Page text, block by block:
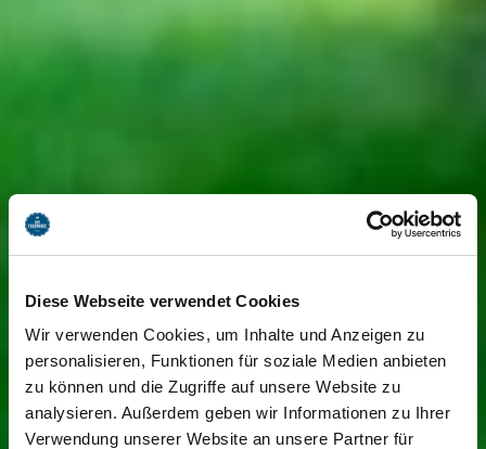
Diese Webseite verwendet Cookies
Wir verwenden Cookies, um Inhalte und Anzeigen zu
personalisieren, Funktionen für soziale Medien anbieten
zu können und die Zugriffe auf unsere Website zu
analysieren. Außerdem geben wir Informationen zu Ihrer
Verwendung unserer Website an unsere Partner für